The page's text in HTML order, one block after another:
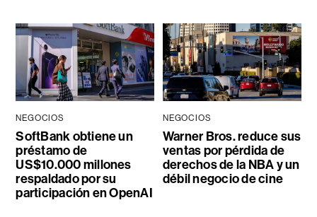
NEGOCIOS
SoftBank obtiene un
préstamo de
US$10.000 millones
respaldado por su
participación en OpenAI
NEGOCIOS
Warner Bros. reduce sus
ventas por pérdida de
derechos de la NBA y un
débil negocio de cine